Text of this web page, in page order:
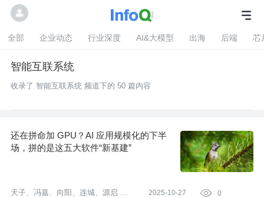
全部 企业动态 行业深度 AI&大模型 出海 后端 芯
智能互联系统
收录了 智能互联系统 频道下的 50 篇内容
还在拼命加 GPU？AI 应用规模化的下半
场，拼的是这五大软件“新基建”
天子、冯嘉、向阳、连城、源启 策
2025-10-27  0